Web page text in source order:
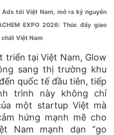
Ads tới Việt Nam, mở ra kỷ nguyên
EXPO 2026: Thúc đẩy giao
Việt Nam
triển tại Việt Nam, Glow
sang thị trường khu
quốc tế đầu tiên, tiếp
trình này không chỉ
một startup Việt mà
hứng mạnh mẽ cho
Nam mạnh dạn “go